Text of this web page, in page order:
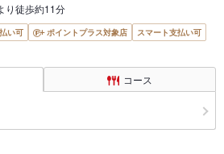
り徒歩約11分
い可 ポイントプラス対象店
スマート支払い可
コース